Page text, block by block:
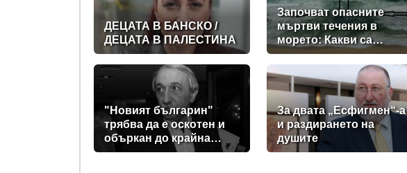
ДЕЦАТА В БАНСКО /
ДЕЦАТА В ПАЛЕСТИНА
Започват опасните
мъртви течения в
морето: Какви са
съветите на
спасителите?
"Новият българин"
трябва да е оскотен и
объркан до крайна
степен, за да не схваща
За двата „Есфигмен“-а
и раздирането на
душите